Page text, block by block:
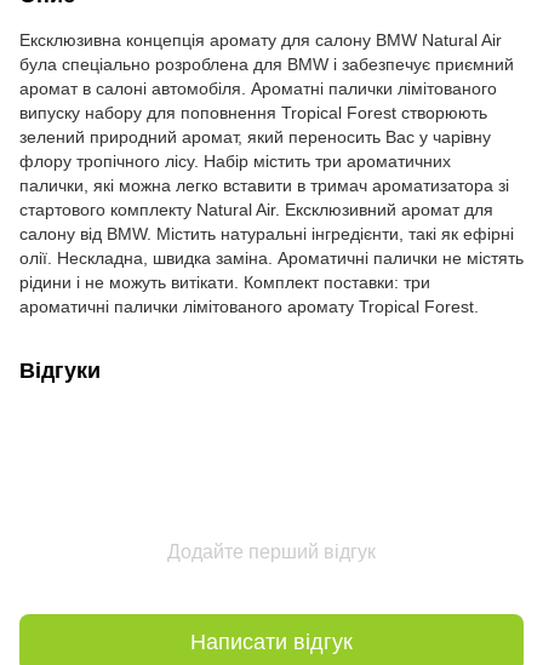
Ексклюзивна концепція аромату для салону BMW Natural Air
була спеціально розроблена для BMW і забезпечує приємний
аромат в салоні автомобіля. Ароматні палички лімітованого
випуску набору для поповнення Tropical Forest створюють
зелений природний аромат, який переносить Вас у чарівну
флору тропічного лісу. Набір містить три ароматичних
палички, які можна легко вставити в тримач ароматизатора зі
стартового комплекту Natural Air. Ексклюзивний аромат для
салону від BMW. Містить натуральні інгредієнти, такі як ефірні
олії. Нескладна, швидка заміна. Ароматичні палички не містять
рідини і не можуть витікати. Комплект поставки: три
ароматичні палички лімітованого аромату Tropical Forest.
Відгуки
Додайте перший відгук
Написати відгук